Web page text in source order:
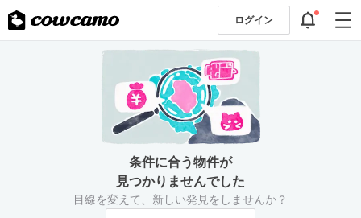
ログイン
条件に合う物件が
見つかりませんでした
目線を変えて、新しい発見をしませんか？